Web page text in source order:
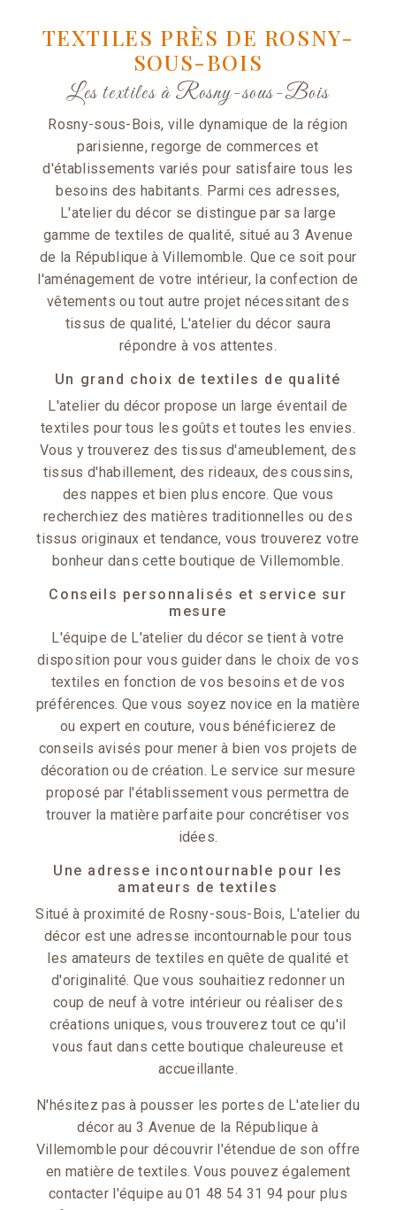
TEXTILES PRÈS DE ROSNY-
SOUS-BOIS
Les textiles à Rosny-sous-Bois
Rosny-sous-Bois, ville dynamique de la région
parisienne, regorge de commerces et
d'établissements variés pour satisfaire tous les
besoins des habitants. Parmi ces adresses,
L'atelier du décor se distingue par sa large
gamme de textiles de qualité, situé au 3 Avenue
de la République à Villemomble. Que ce soit pour
l'aménagement de votre intérieur, la confection de
vêtements ou tout autre projet nécessitant des
tissus de qualité, L'atelier du décor saura
répondre à vos attentes.
Un grand choix de textiles de qualité
L'atelier du décor propose un large éventail de
textiles pour tous les goûts et toutes les envies.
Vous y trouverez des tissus d'ameublement, des
tissus d'habillement, des rideaux, des coussins,
des nappes et bien plus encore. Que vous
recherchiez des matières traditionnelles ou des
tissus originaux et tendance, vous trouverez votre
bonheur dans cette boutique de Villemomble.
Conseils personnalisés et service sur
mesure
L'équipe de L'atelier du décor se tient à votre
disposition pour vous guider dans le choix de vos
textiles en fonction de vos besoins et de vos
préférences. Que vous soyez novice en la matière
ou expert en couture, vous bénéficierez de
conseils avisés pour mener à bien vos projets de
décoration ou de création. Le service sur mesure
proposé par l'établissement vous permettra de
trouver la matière parfaite pour concrétiser vos
idées.
Une adresse incontournable pour les
amateurs de textiles
Situé à proximité de Rosny-sous-Bois, L'atelier du
décor est une adresse incontournable pour tous
les amateurs de textiles en quête de qualité et
d'originalité. Que vous souhaitiez redonner un
coup de neuf à votre intérieur ou réaliser des
créations uniques, vous trouverez tout ce qu'il
vous faut dans cette boutique chaleureuse et
accueillante.
N'hésitez pas à pousser les portes de L'atelier du
décor au 3 Avenue de la République à
Villemomble pour découvrir l'étendue de son offre
en matière de textiles. Vous pouvez également
contacter l'équipe au 01 48 54 31 94 pour plus